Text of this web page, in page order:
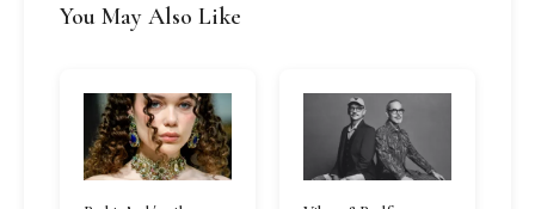
You May Also Like